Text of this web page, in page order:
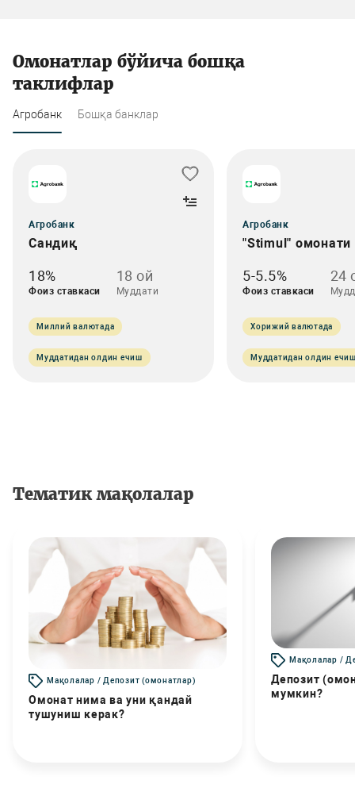
Омонатлар бўйича бошқа
таклифлар
Агробанк Бошқа банклар
Агробанк
Сандиқ
18%
Фоиз ставкаси
18 ой
Муддати
Миллий валютада
Муддатидан олдин ечиш
Агробанк
"Stimul" омонати
5-5.5%
Фоиз ставкаси
24
Хорижий валютада
Муддатидан олдин
Тематик мақолалар
Мақолалар / Депозит (омонатлар)
Омонат нима ва уни қандай
тушуниш керак?
Мақолалар /
Депозит
мумкин?